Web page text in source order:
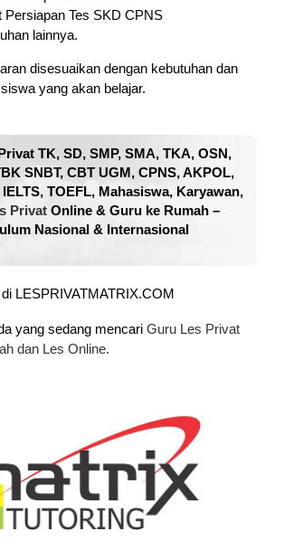
Persiapan Tes SKD CPNS
lainnya.
disesuaikan dengan kebutuhan dan
yang akan belajar.
TK, SD, SMP, SMA, TKA, OSN,
SNBT, CBT UGM, CPNS, AKPOL,
TOEFL, Mahasiswa, Karyawan,
PrivatOnline & Guru ke Rumah –
Nasional & Internasional
LESPRIVATMATRIX.COM
yang sedang mencari Guru Les Privat
dan Les Online.